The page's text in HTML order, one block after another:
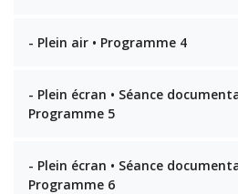
- Plein air • Programme 4
- Plein écran • Séance
Programme 5
- Plein écran • Séance
Programme 6